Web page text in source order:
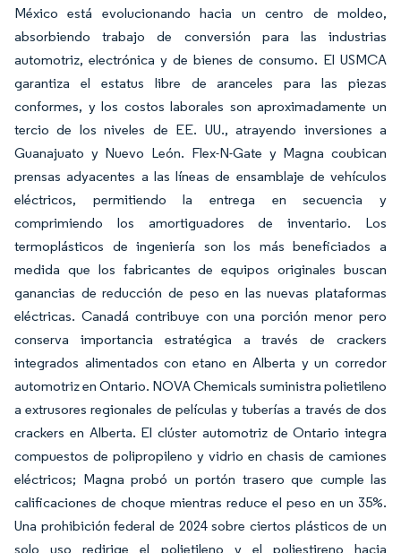
México está evolucionando hacia un centro de moldeo,
absorbiendo trabajo de conversión para las industrias
automotriz, electrónica y de bienes de consumo. El USMCA
garantiza el estatus libre de aranceles para las piezas
conformes, y los costos laborales son aproximadamente un
tercio de los niveles de EE. UU., atrayendo inversiones a
Guanajuato y Nuevo León. Flex-N-Gate y Magna coubican
prensas adyacentes a las líneas de ensamblaje de vehículos
eléctricos, permitiendo la entrega en secuencia y
comprimiendo los amortiguadores de inventario. Los
termoplásticos de ingeniería son los más beneficiados a
medida que los fabricantes de equipos originales buscan
ganancias de reducción de peso en las nuevas plataformas
eléctricas. Canadá contribuye con una porción menor pero
conserva importancia estratégica a través de crackers
integrados alimentados con etano en Alberta y un corredor
automotriz en Ontario. NOVA Chemicals suministra polietileno
a extrusores regionales de películas y tuberías a través de dos
crackers en Alberta. El clúster automotriz de Ontario integra
compuestos de polipropileno y vidrio en chasis de camiones
eléctricos; Magna probó un portón trasero que cumple las
calificaciones de choque mientras reduce el peso en un 35%.
Una prohibición federal de 2024 sobre ciertos plásticos de un
solo uso redirige el polietileno y el poliestireno hacia